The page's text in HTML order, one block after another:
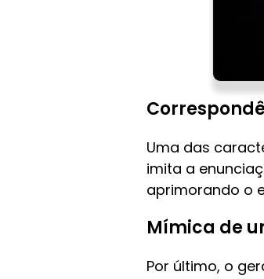
Uma das
imita a
aprimorando o
Mímica de
Por último, o